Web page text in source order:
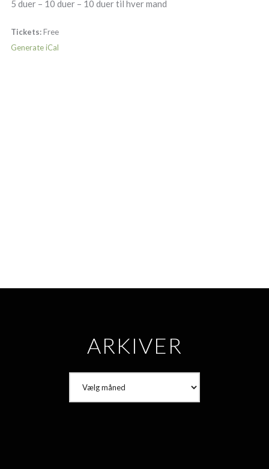
5 duer – 10 duer – 10 duer til hver mand
Tickets:Free
Generate iCal
ARKIVER